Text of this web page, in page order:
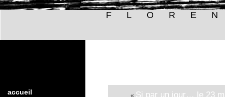
« Si par un jour… le 23
accueil